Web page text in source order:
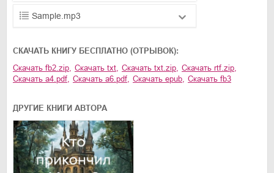
Sample.mp3
20:50
03.mp3 14:00
CКАЧАТЬ КНИГУ БЕСПЛАТНО (ОТРЫВОК):
Скачать fb2.zip Скачать txt Скачать txt.zip Скачать rtf.zip
Скачать a4.pdf Скачать a6.pdf Скачать epub Скачать fb3
ДРУГИЕ КНИГИ АВТОРА